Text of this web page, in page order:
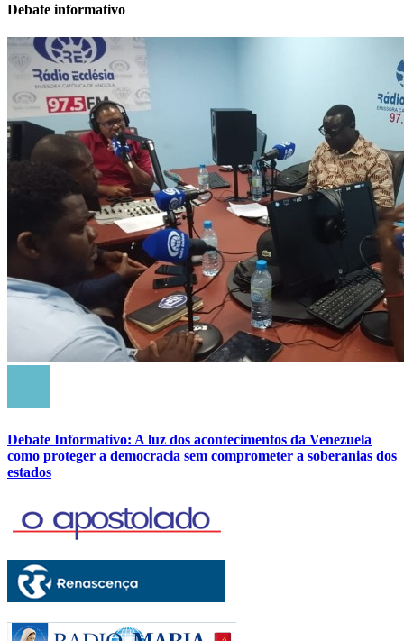
Debate informativo
Debate Informativo: A luz dos acontecimentos da Venezuela
como proteger a democracia sem comprometer a soberanias dos
estados